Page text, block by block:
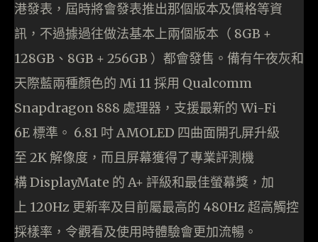
港發表，屆時將會發表推出那個版本及價格等資
訊，不過據過往做法基本上兩個版本（ 8GB +
128GB、8GB + 256GB ）都會發售。備有午夜灰和
天際藍兩種顏色的 Mi 11 採用 Qualcomm
Snapdragon 888 處理器，支援最新的 Wi-Fi
6E 標準。 6.81 吋 AMOLED 四曲面開孔屏升級
至 2K 解像度，而且屏幕獲得了專業評測機
構 DisplayMate 的 A+ 評級和最佳螢幕獎，加
上 120Hz 更新率及目前屬最高的 480Hz 超高觸控
採樣率，令觀看及使用時體驗會更加流暢。